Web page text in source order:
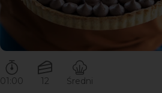
Czas przygotowywania:
01:00
Ilość porcji:
12
Poziom trudności:
Średni